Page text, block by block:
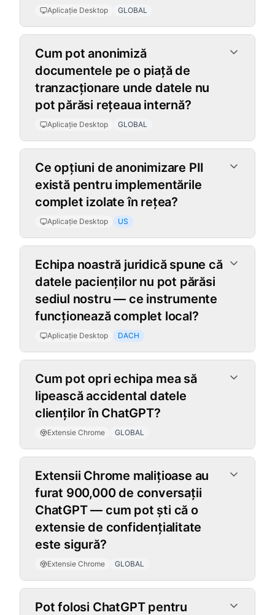
Aplicație Desktop GLOBAL
Cum pot anonimiză
documentele pe o piață de
tranzacționare unde datele nu
pot părăsi rețeaua internă?
Aplicație Desktop GLOBAL
Ce opțiuni de anonimizare PII
există pentru implementările
complet izolate în rețea?
Aplicație Desktop US
Echipa noastră juridică spune că
datele pacienților nu pot părăsi
sediul nostru — ce instrumente
funcționează complet local?
Aplicație Desktop DACH
Extensie Chrome
Cum pot opri echipa mea să
lipească accidental datele
clienților în ChatGPT?
Extensie Chrome GLOBAL
Extensii Chrome malițioase au
furat 900,000 de conversații
ChatGPT — cum pot ști că o
extensie de confidențialitate
este sigură?
Extensie Chrome GLOBAL
Pot folosi ChatGPT pentru